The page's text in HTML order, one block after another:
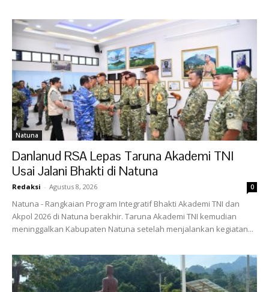
Natuna
Danlanud RSA Lepas Taruna Akademi TNI
Usai Jalani Bhakti di Natuna
Redaksi - Agustus 8, 2026 0
Natuna - Rangkaian Program Integratif Bhakti Akademi TNI dan
Akpol 2026 di Natuna berakhir. Taruna Akademi TNI kemudian
meninggalkan Kabupaten Natuna setelah menjalankan kegiatan...